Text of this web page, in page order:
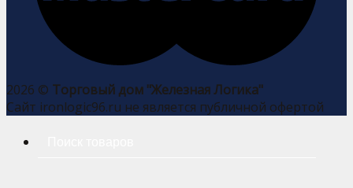
2026 © Торговый дом "Железная Логика"
Сайт ironlogic96.ru не является публичной офертой